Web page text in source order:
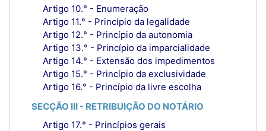
Artigo 10.° - Enumeração
Artigo 11.° - Princípio da legalidade
Artigo 12.° - Princípio da autonomia
Artigo 13.° - Princípio da imparcialidade
Artigo 14.° - Extensão dos impedimentos
Artigo 15.° - Princípio da exclusividade
Artigo 16.° - Princípio da livre escolha
SECÇÃO III - RETRIBUIÇÃO DO NOTÁRIO
Artigo 17.° - Princípios gerais